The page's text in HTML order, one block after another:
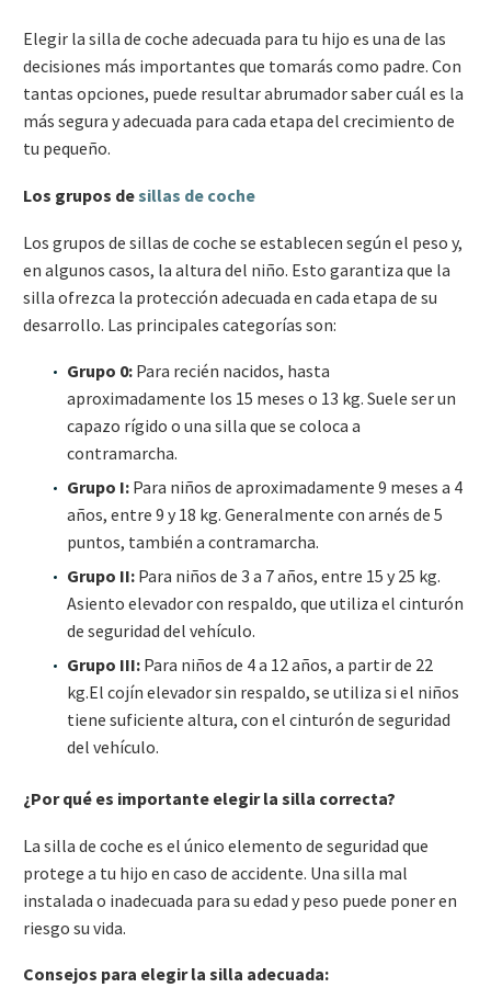
Elegir la silla de coche adecuada para tu hijo es una de las
decisiones más importantes que tomarás como padre. Con
tantas opciones, puede resultar abrumador saber cuál es la
más segura y adecuada para cada etapa del crecimiento de
tu pequeño.
Los grupos desillas de coche
Los grupos de sillas de coche se establecen según el peso y,
en algunos casos, la altura del niño. Esto garantiza que la
silla ofrezca la protección adecuada en cada etapa de su
desarrollo. Las principales categorías son:
Grupo 0: Para recién nacidos, hasta
aproximadamente los 15 meses o 13 kg. Suele ser un
capazo rígido o una silla que se coloca a
contramarcha.
Grupo I: Para niños de aproximadamente 9 meses a 4
años, entre 9 y 18 kg. Generalmente con arnés de 5
puntos, también a contramarcha.
Grupo II: Para niños de 3 a 7 años, entre 15 y 25 kg.
Asiento elevador con respaldo, que utiliza el cinturón
de seguridad del vehículo.
Grupo III: Para niños de 4 a 12 años, a partir de 22
kg.El cojín elevador sin respaldo, se utiliza si el niños
tiene suficiente altura, con el cinturón de seguridad
del vehículo.
¿Por qué es importante elegir la silla correcta?
La silla de coche es el único elemento de seguridad que
protege a tu hijo en caso de accidente. Una silla mal
instalada o inadecuada para su edad y peso puede poner en
riesgo su vida.
Consejos para elegir la silla adecuada: